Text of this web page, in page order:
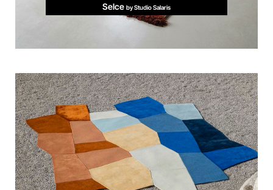
Selce by Studio Salaris